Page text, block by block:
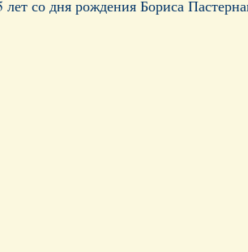
со дня рождения Бориса